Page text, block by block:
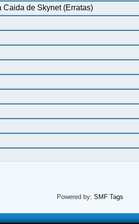
Caida de Skynet (Erratas)
Powered by: SMF Tags